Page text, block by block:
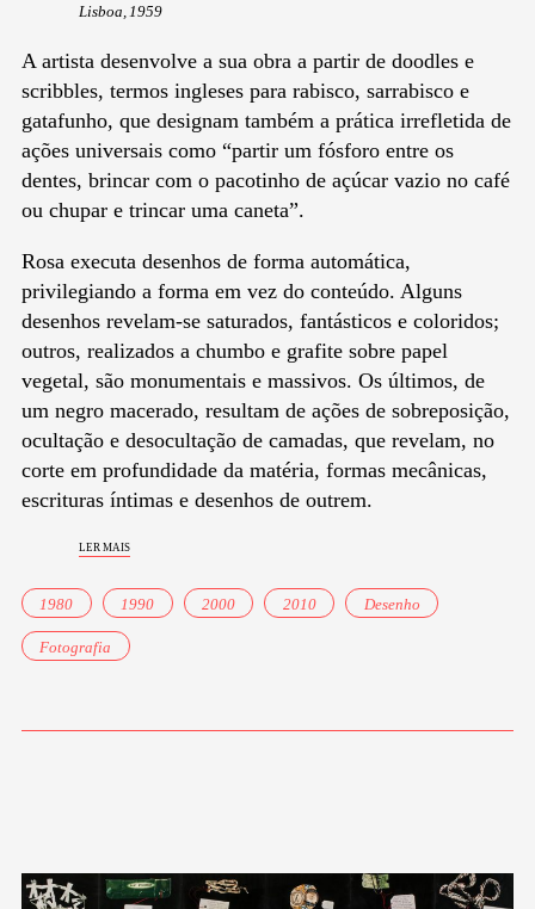
Lisboa, 1959
A artista desenvolve a sua obra a partir de doodles e
scribbles, termos ingleses para rabisco, sarrabisco e
gatafunho, que designam também a prática irrefletida de
ações universais como “partir um fósforo entre os
dentes, brincar com o pacotinho de açúcar vazio no café
ou chupar e trincar uma caneta”.
Rosa executa desenhos de forma automática,
privilegiando a forma em vez do conteúdo. Alguns
desenhos revelam-se saturados, fantásticos e coloridos;
outros, realizados a chumbo e grafite sobre papel
vegetal, são monumentais e massivos. Os últimos, de
um negro macerado, resultam de ações de sobreposição,
ocultação e desocultação de camadas, que revelam, no
corte em profundidade da matéria, formas mecânicas,
escrituras íntimas e desenhos de outrem.
ler mais
1980 1990 2000 2010 Desenho
Fotografia